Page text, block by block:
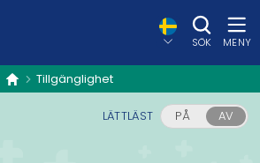
SÖK MENY
hem Tillgänglighet
LÄTTLÄST PÅ AV